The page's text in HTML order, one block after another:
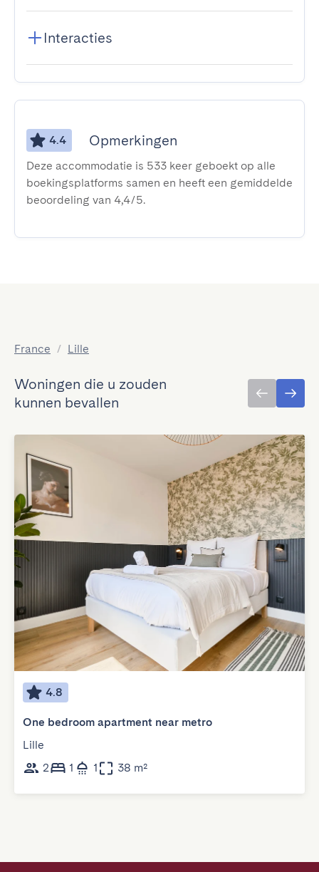
Interacties
4.4 Opmerkingen
Deze accommodatie is 533 keer geboekt op alle
boekingsplatforms samen en heeft een gemiddelde
beoordeling van 4,4/5.
France / Lille
Woningen die u zouden
kunnen bevallen
4.8
One bedroom apartment near metro
Lille
2
1 1 38 m²